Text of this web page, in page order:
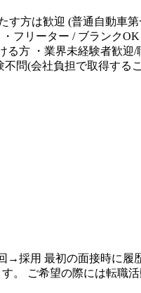
方は歓迎 (普通自動車
リーター / ブランク
方 ・業界未経験者歓
問(会社負担で取得す
採用 最初の面接時に履
ご希望の際には転職